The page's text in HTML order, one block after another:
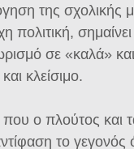
της σχολικής
πολιτική,
σε «καλά»
κλείσιμο.
ο πλούτος και
το γεγονός